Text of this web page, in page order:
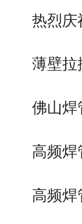
热烈
薄壁拉
佛山
高频焊
高频